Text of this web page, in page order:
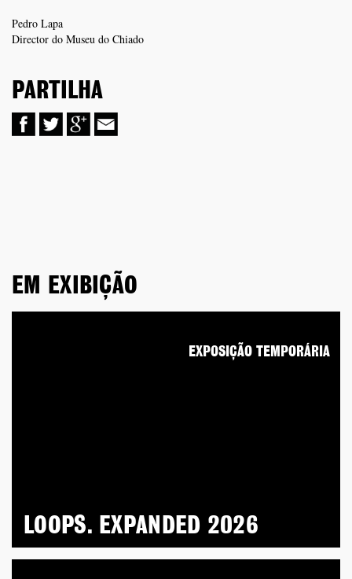
Pedro Lapa
Director do Museu do Chiado
PARTILHA
EM EXIBIÇÃO
LOOPS. EXPANDED 2026
EXPOSIÇÃO TEMPORÁRIA